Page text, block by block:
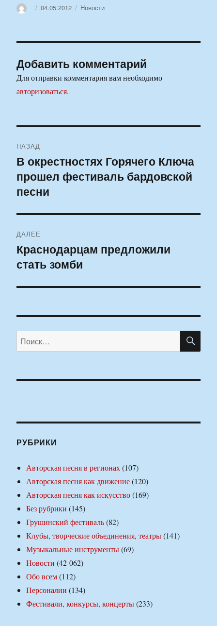
АвторОпубликовано
04.05.2012 Рубрики
Новости
Добавить комментарий
Для отправки комментария вам необходимо
авторизоваться.
по
записям
НАЗАД
Предыдущая
запись:
В окрестностях Горячего Ключа
прошел фестиваль бардовской
песни
ДАЛЕЕ
Следующая
запись:
Краснодарцам предложили
стать зомби
Искать:
РУБРИКИ
Авторская песня в регионах(107)
Авторская песня как движение(120)
Авторская песня как искусство(169)
Без рубрики (145)
Грушинский фестиваль(82)
Клубы, творческие объединения, театры(141)
Музыкальные инструменты(69)
Новости (42 062)
Обо всем(112)
Персоналии (134)
Фестивали, конкурсы, концерты(233)